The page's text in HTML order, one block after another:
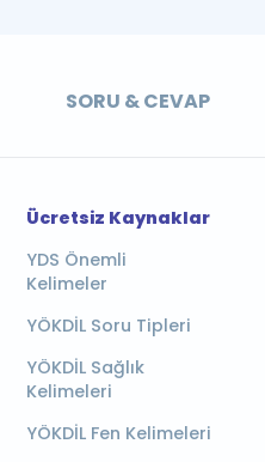
SORU & CEVAP
Ücretsiz Kaynaklar
YDS Önemli
Kelimeler
YÖKDİL Soru Tipleri
YÖKDİL Sağlık
Kelimeleri
YÖKDİL Fen Kelimeleri